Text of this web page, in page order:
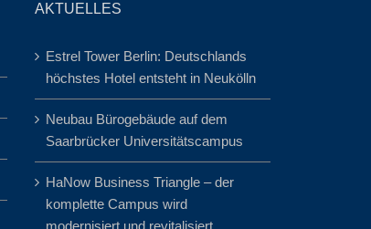
AKTUELLES
Estrel Tower Berlin: Deutschlands
höchstes Hotel entsteht in Neukölln
Neubau Bürogebäude auf dem
Saarbrücker Universitätscampus
HaNow Business Triangle – der
komplette Campus wird